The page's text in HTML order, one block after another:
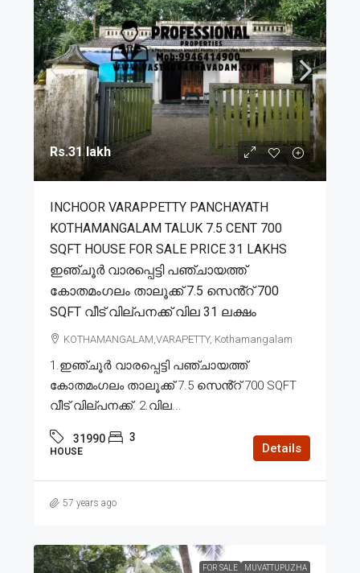
Rs.31 lakh
INCHOOR VARAPPETTY PANCHAYATH
KOTHAMANGALAM TALUK 7.5 CENT 700
SQFT HOUSE FOR SALE PRICE 31 LAKHS
ഇഞ്ചൂർ വാരപ്പെട്ടി പഞ്ചായത്ത്
കോതമംഗലം താലൂക്ക് 7.5 സെൻ്റ് 700
SQFT വീട് വില്പനക്ക് വില 31 ലക്ഷം
KOTHAMANGALAM,VARAPETTY, Kothamangalam
1.ഇഞ്ചൂർ വാരപ്പെട്ടി പഞ്ചായത്ത്
കോതമംഗലം താലൂക്ക് 7.5 സെൻ്റ് 700 SQFT
വീട് വില്പനക്ക്. 2.വില...
31990 3
HOUSE Details
57 years ago
FOR SALE MUVATTUPUZHA